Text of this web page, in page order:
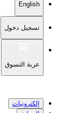
English
تسجيل دخول
عربة التسوق
إلكترونيات